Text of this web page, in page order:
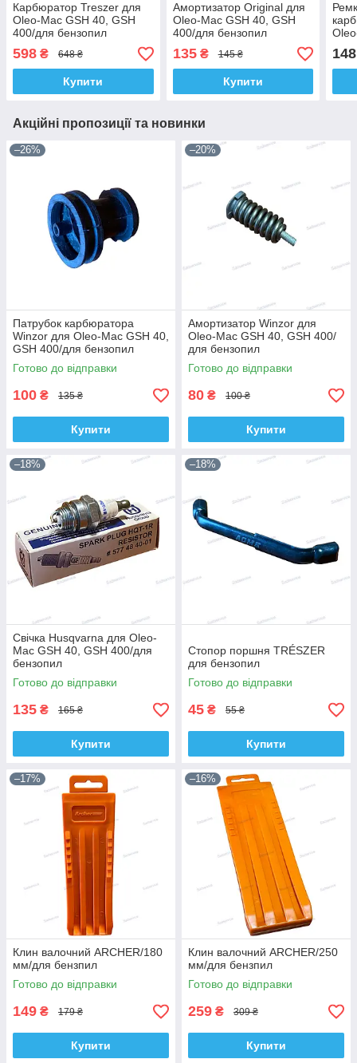
Карбюратор Treszer для
Oleo-Mac GSH 40, GSH
400/для бензопил
598 ₴ 648 ₴
Купити
Амортизатор Original для
Oleo-Mac GSH 40, GSH
400/для бензопил
135₴ 145 ₴
Купити
148
Акційні пропозиції та новинки
–26%
Патрубок карбюратора
Winzor для Oleo-Mac GSH 40,
GSH 400/для бензопил
Готово до відправки
100 ₴ 135 ₴
Купити
–20%
Амортизатор Winzor для
Oleo-Mac GSH 40, GSH 400/
для бензопил
Готово до відправки
80 ₴ 100 ₴
Купити
–18%
Свічка Husqvarna для Oleo-
Mac GSH 40, GSH 400/для
бензопил
Готово до відправки
135 ₴ 165 ₴
Купити
–18%
Стопор поршня TRÉSZER
для бензопил
Готово до відправки
45 ₴ 55 ₴
Купити
–17%
Клин валочний ARCHER/180
мм/для бензпил
Готово до відправки
149 ₴ 179 ₴
Купити
–16%
Клин валочний ARCHER/250
мм/для бензпил
Готово до відправки
259 ₴ 309 ₴
Купити